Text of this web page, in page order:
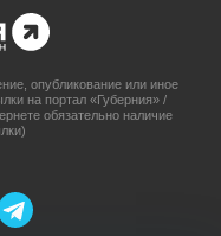
опубликование или иное
на портал «Губерния» /
обязательно наличие